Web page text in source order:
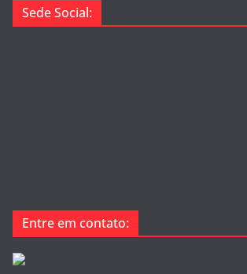
Sede Social:
Entre em contato: